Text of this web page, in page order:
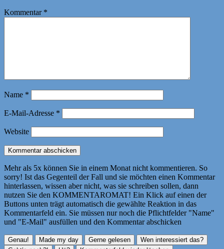
Kommentar *
Name *
E-Mail-Adresse *
Website
Mehr als 5x können Sie in einem Monat nicht kommentieren. So
sorry! Ist das Gegenteil der Fall und sie möchten einen Kommentar
hinterlassen, wissen aber nicht, was sie schreiben sollen, dann
nutzen Sie den KOMMENTAROMAT! Ein Klick auf einen der
Buttons unten trägt automatisch die gewählte Reaktion in das
Kommentarfeld ein. Sie müssen nur noch die Pflichtfelder "Name"
und "E-Mail" ausfüllen und den Kommentar abschicken